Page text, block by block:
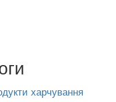
харчування